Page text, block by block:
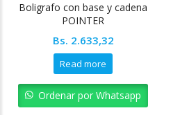
Boligrafo con base y cadena
POINTER
Bs. 2.633,32
Read more
Ordenar por Whatsapp